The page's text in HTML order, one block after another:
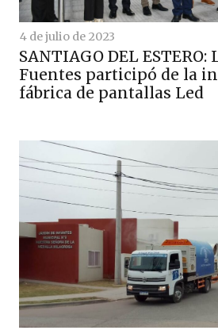
4 de julio de 2023
SANTIAGO DEL
Fuentes participó de la
fábrica de pantallas Led